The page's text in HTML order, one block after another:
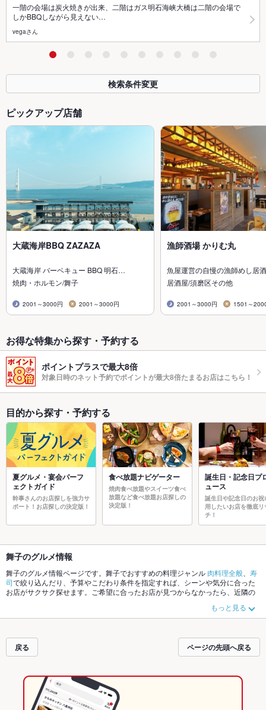
一階の会場は炭火焼きが出来、二階はガス明石海峡大橋は二階の会場で
しかBBQしながら見えない…
vegaさん
検索条件変更
ピックアップ店舗
大蔵海岸BBQ ZAZAZA
大蔵海岸 バーベキュー BBQ 明石…
焼肉・ホルモン/舞子
2001～3000円 2001～3000円
漁師酒場 かりむ丸
魚屋運営の自慢の漁師めし居
居酒屋/須磨区その他
2001～3000円 1501～
お得な特集から探す・予約する
ポイントプラスで最大8倍
対象日時のネット予約でポイントが最大8倍たまるお店はこちら！
目的から探す・予約する
夏グルメ・宴会パーフ
ェクトガイド
幹事さんのお店探しを強力サ
ポート！お店探しの決定版！
食べ放題ナビゲーター
焼肉食べ放題やスイーツ食べ
放題など食べ放題お店探しの
決定版！
誕生日・記念日プ
ュース
誕生日や記念日のお祝
用したいお店を徹底リ
チ！
舞子のグルメ情報
舞子のグルメ情報ページです。舞子でおすすめの料理ジャンル 肉料理全般
寿
司で絞り込んだり、予算やこだわり条件を指定すれば、シーンや気分に合った
お店がサクサク探せます。ご希望に合ったお店が見つからなかったら、近隣の
パーグルメなら、お得なクーポンはもちろん、こだわりメニューバーベキュ
ー、海鮮丼、うどんや季節のおすすめ料理など、お店の最新情報をご紹介して
す。友達どうしの飲み会にも、会社の宴会にも、デートやパーティーにもお得
に便利にホットペッパーグルメをご利用ください。
もっと見る
戻る ページの先頭へ戻る